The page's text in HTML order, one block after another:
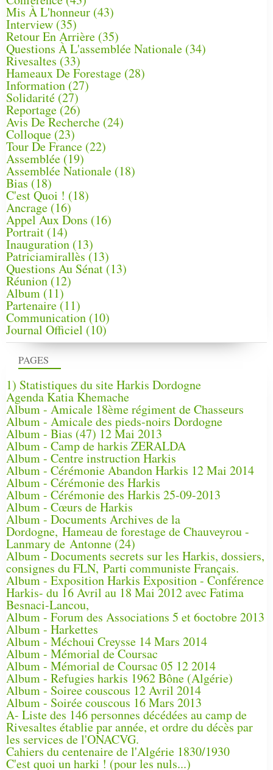
PAGES
1) Statistiques du site Harkis Dordogne
Agenda Katia Khemache
Album - Amicale 18ème régiment de Chasseurs
Album - Amicale des pieds-noirs Dordogne
Album - Bias (47) 12 Mai 2013
Album - Camp de harkis ZERALDA
Album - Centre instruction Harkis
Album - Cérémonie Abandon Harkis 12 Mai 2014
Album - Cérémonie des Harkis
Album - Cérémonie des Harkis 25-09-2013
Album - Cœurs de Harkis
Album - Documents Archives de la
Dordogne, Hameau de forestage de Chauveyrou -
Lanmary de Antonne (24)
Album - Documents secrets sur les Harkis, dossiers,
consignes du FLN, Parti communiste Français.
Album - Exposition Harkis Exposition - Conférence
Harkis- du 16 Avril au 18 Mai 2012 avec Fatima
Besnaci-Lancou,
Album - Forum des Associations 5 et 6octobre 2013
Album - Harkettes
Album - Méchoui Creysse 14 Mars 2014
Album - Mémorial de Coursac
Album - Mémorial de Coursac 05 12 2014
Album - Refugies harkis 1962 Bône (Algérie)
Album - Soiree couscous 12 Avril 2014
Album - Soirée couscous 16 Mars 2013
A- Liste des 146 personnes décédées au camp de
Rivesaltes établie par année, et ordre du décès par
les services de l'ONACVG.
Cahiers du centenaire de l'Algérie 1830/1930
C'est quoi un harki ! (pour les nuls...)
Mis À L'honneur (43)
Interview (35)
Retour En Arrière (35)
Questions À L'assemblée Nationale (34)
Rivesaltes (33)
Hameaux De Forestage (28)
Information (27)
Solidarité (27)
Reportage(26)
Avis De Recherche (24)
Colloque (23)
Tour De France (22)
Assemblée (19)
Assemblée Nationale (18)
Bias (18)
C'est Quoi ! (18)
Ancrage (16)
Appel Aux Dons (16)
Portrait (14)
Inauguration (13)
Patriciamirallès (13)
Questions Au Sénat(13)
Réunion (12)
Album (11)
Partenaire(11)
Communication (10)
Journal Officiel (10)